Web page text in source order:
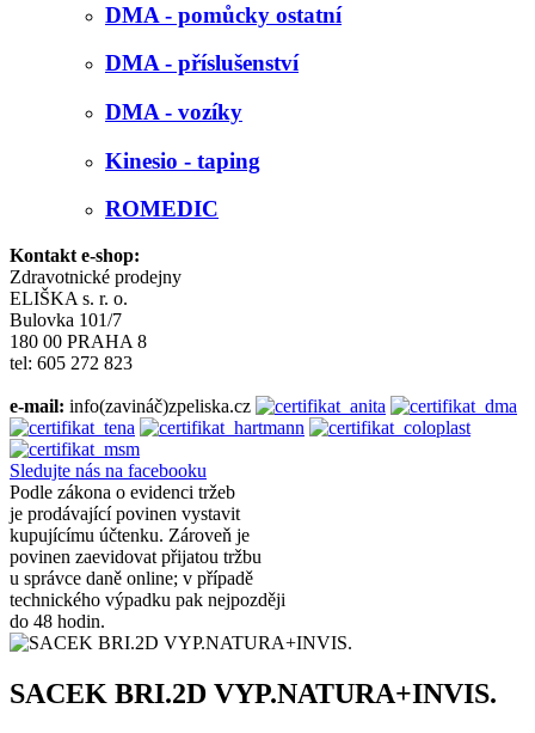
DMA - pomůcky ostatní
DMA - příslušenství
DMA - vozíky
Kinesio - taping
ROMEDIC
Kontakt e-shop:
Zdravotnické prodejny
ELIŠKA s. r. o.
Bulovka 101/7
180 00 PRAHA 8
tel: 605 272 823
e-mail: info(zavináč)zpeliska.cz
Sledujte nás na facebooku
Podle zákona o evidenci tržeb
je prodávající povinen vystavit
kupujícímu účtenku. Zároveň je
povinen zaevidovat přijatou tržbu
u správce daně online; v případě
technického výpadku pak nejpozději
do 48 hodin.
SACEK BRI.2D VYP.NATURA+INVIS.